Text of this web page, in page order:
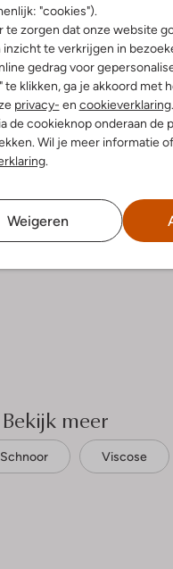
"cookies").
te zorgen dat onze website
te verkrijgen in
gedrag voor
klikken, ga je akkoord met
privacy- en cookieverklaring.
de cookieknop onderaan de
Wil je meer informatie
.
Weigeren
Beperkt
Strijken op
Kan niet in
Bekijk meer
Viscose